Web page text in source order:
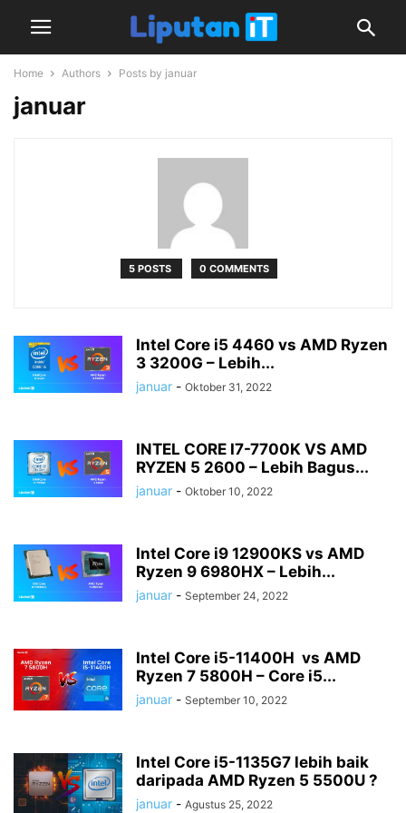
Home Authors Posts by januar
januar
5 POSTS 0 COMMENTS
Intel Core i5 4460 vs AMD Ryzen
3 3200G – Lebih...
januar - Oktober 31, 2022
INTEL CORE I7-7700K VS AMD
RYZEN 5 2600 – Lebih Bagus...
januar - Oktober 10, 2022
Intel Core i9 12900KS vs AMD
Ryzen 9 6980HX – Lebih...
januar - September 24, 2022
Intel Core i5-11400H vs AMD
Ryzen 7 5800H – Core i5...
januar - September 10, 2022
Intel Core i5-1135G7 lebih baik
daripada AMD Ryzen 5 5500U ?
januar - Agustus 25, 2022